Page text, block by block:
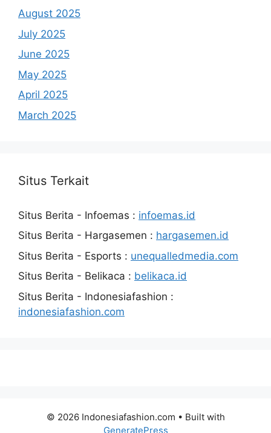
August 2025
July 2025
June 2025
May 2025
April 2025
March 2025
Situs Terkait
Situs Berita - Infoemas : infoemas.id
Situs Berita - Hargasemen : hargasemen.id
Situs Berita - Esports : unequalledmedia.com
Situs Berita - Belikaca : belikaca.id
Situs Berita - Indonesiafashion :
indonesiafashion.com
© 2026 Indonesiafashion.com • Built with
GeneratePress